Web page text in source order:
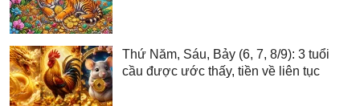
Thứ Năm, Sáu, Bảy (6, 7, 8/9): 3 tuổi
cầu được ước thấy, tiền về liên tục